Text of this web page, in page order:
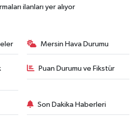
ilanları yer alıyor
Mersin Hava Durumu
Puan Durumu ve Fikstür
Son Dakika Haberleri